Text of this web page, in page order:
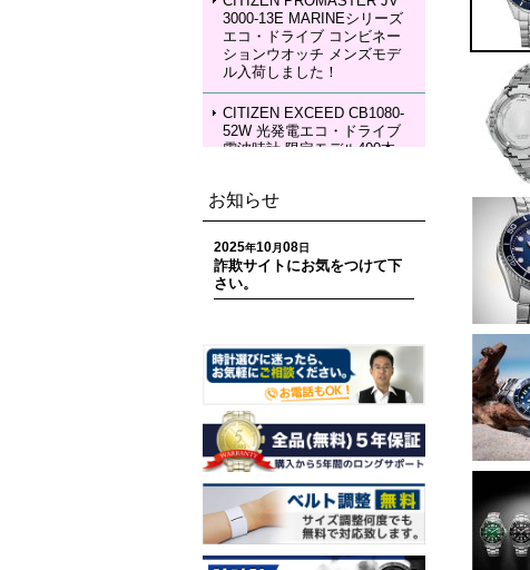
SEIKO LUKIA HEA004J LU
KIA Grow with DAICHI MIU
RA Limited Edition メカニカ
ルウォッチ レディースモデ
ル 入荷しました！
3000-13E MARINEシリーズ
エコ・ドライブ コンビネー
ションウオッチ メンズモデ
ル入荷しました！
CITIZEN EXCEED CB1080-
52W 光発電エコ・ドライブ
電波時計 限定モデル400本
CITIZEN EXCEED EC1120-
59W 光発電エコ・ドライブ
電波時計 限定モデル400本
ペアモデル レディースモデ
ル 入荷しました！
80H ACT Line 光発電エコ・
ドライブ GPS衛星電波時計
限定モデル 世界限定1,800
本 メンズモデル 入荷しまし
た！
CITIZEN ATTESA CC4078-
51E ACT Line LIGHT in BL
ACK Eco-Drive 50th Anniver
sary Edition メンズモデル
入荷しました！
お知らせ
2025年10月 08日
詐欺サイトにお気をつけて下
さい。